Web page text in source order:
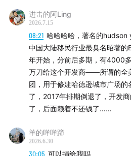
进击的阿Ling
2026.7.15
08:21 哈哈哈哈，著名的hudson
中国大陆移民行业最臭名昭著
年开始，分前后多期，有4000
万刀给这个开发商——所谓的全
团，用于修建哈德逊城市广场
了，2017年排期倒退了，开发
了，后面赖着不还钱了……
羊的咩咩蹄
2026.6.30
30:05 可以捐给我吗